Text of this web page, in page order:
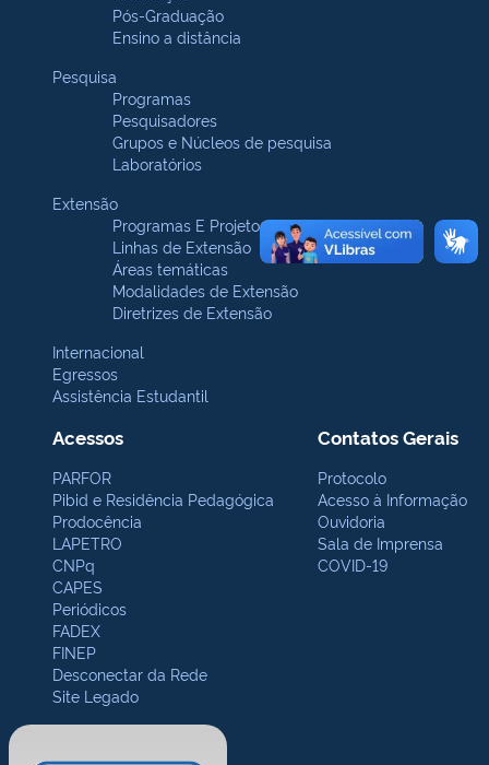
Pós-Graduação
Ensino a distância
Pesquisa
Programas
Pesquisadores
Grupos e Núcleos de pesquisa
Laboratórios
Extensão
Programas E Projetos
Linhas de Extensão
Áreas temáticas
Modalidades de Extensão
Diretrizes de Extensão
Internacional
Egressos
Assistência Estudantil
Acessos
PARFOR
Pibid e Residência Pedagógica
Prodocência
LAPETRO
CNPq
CAPES
Periódicos
FADEX
FINEP
Desconectar da Rede
Site Legado
Contatos Gerais
Protocolo
Acesso à Informação
Ouvidoria
Sala de Imprensa
COVID-19